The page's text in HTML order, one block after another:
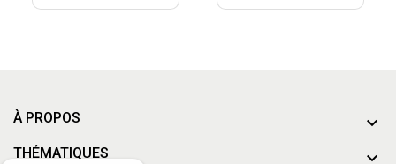
À PROPOS
THÉMATIQUES